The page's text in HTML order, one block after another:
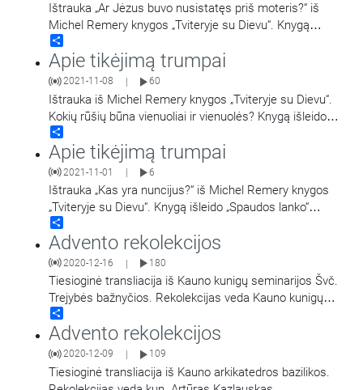
Ištrauka „Ar Jėzus buvo nusistatęs priš moteris?“ iš
Michel Remery knygos „Tviteryje su Dievu“. Knygą
išleido „Spaudos lanko“ leidykla, 2019
Apie tikėjimą trumpai
2021-11-08 60
Ištrauka iš Michel Remery knygos „Tviteryje su Dievu“.
Kokių rūšių būna vienuoliai ir vienuolės? Knygą išleido
„Spaudos lanko“ leidykla, 2019 m.
Apie tikėjimą trumpai
2021-11-01 6
Ištrauka „Kas yra nuncijus?“ iš Michel Remery knygos
„Tviteryje su Dievu“. Knygą išleido „Spaudos lanko“
leidykla, 2019 m.
Advento rekolekcijos
2020-12-16 | 180
Tiesioginė transliacija iš Kauno kunigų seminarijos Švč.
Trejybės bažnyčios. Rekolekcijas veda Kauno kunigų
seminarijos rektorius kun. Ramūnas Norkus.
Advento rekolekcijos
2020-12-09 109
Tiesioginė transliacija iš Kauno arkikatedros bazilikos.